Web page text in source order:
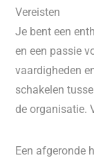
Vereisten
Je bent een
en een passie
vaardigheden
schakelen
de organisatie.
Een afgeronde